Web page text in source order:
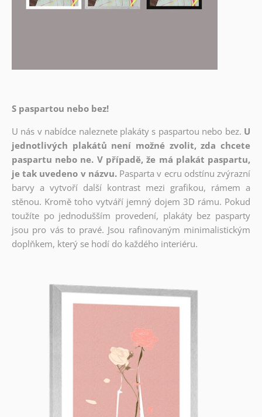
S paspartou nebo bez!
U nás v nabídce naleznete plakáty s paspartou nebo bez. U
jednotlivých plakátů není možné zvolit, zda chcete
paspartu nebo ne. V případě, že má plakát paspartu,
je tak uvedeno v názvu. Pasparta v ecru odstínu zvýrazní
barvy a vytvoří další kontrast mezi grafikou, rámem a
stěnou. Kromě toho vytváří jemný dojem 3D rámu. Pokud
toužíte po jednodušším provedení, plakáty bez pasparty
jsou pro vás to pravé. Jsou rafinovaným minimalistickým
doplňkem, který se hodí do každého interiéru.